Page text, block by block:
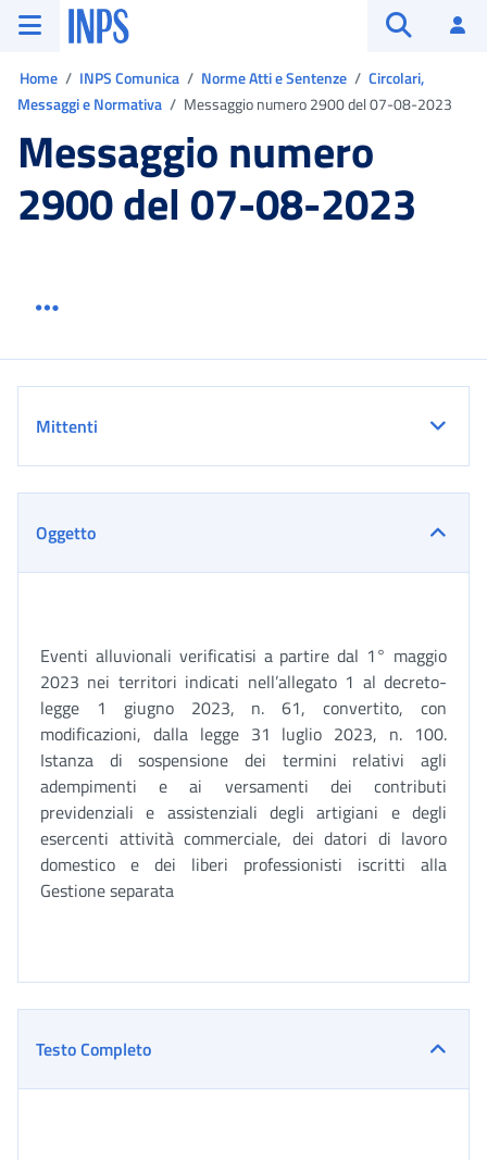
Vai al menu principale
Vai al contenuto principale
Vai al pie' di pagina
INPS ()
Home INPS Comunica Norme Atti e Sentenze
Circolari,
Messaggi e Normativa
Messaggio numero 2900 del 07-08-2023
Messaggio numero
2900 del 07-08-2023
Mittenti
Oggetto
Eventi alluvionali verificatisi a partire dal 1° maggio
2023 nei territori indicati nell’allegato 1 al decreto-
legge 1 giugno 2023, n. 61, convertito, con
modificazioni, dalla legge 31 luglio 2023, n. 100.
Istanza di sospensione dei termini relativi agli
adempimenti e ai versamenti dei contributi
previdenziali e assistenziali degli artigiani e degli
esercenti attività commerciale, dei datori di lavoro
domestico e dei liberi professionisti iscritti alla
Gestione separata
Testo Completo